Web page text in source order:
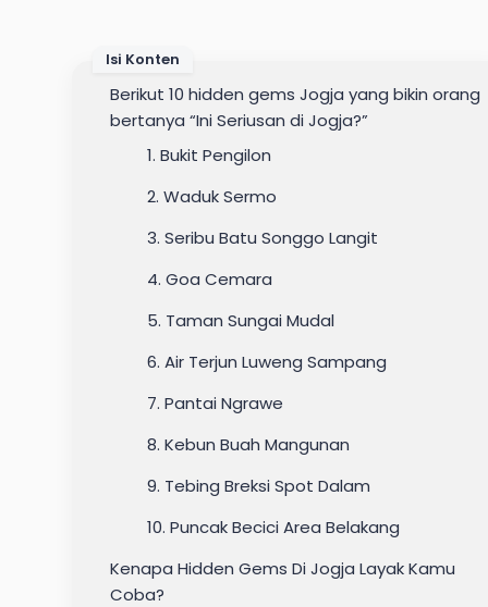
Isi Konten
Berikut 10 hidden gems Jogja yang bikin orang
bertanya “Ini Seriusan di Jogja?”
1. Bukit Pengilon
2. Waduk Sermo
3. Seribu Batu Songgo Langit
4. Goa Cemara
5. Taman Sungai Mudal
6. Air Terjun Luweng Sampang
7. Pantai Ngrawe
8. Kebun Buah Mangunan
9. Tebing Breksi Spot Dalam
10. Puncak Becici Area Belakang
Kenapa Hidden Gems Di Jogja Layak Kamu
Coba?